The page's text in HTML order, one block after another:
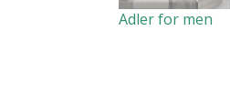
Adler for men